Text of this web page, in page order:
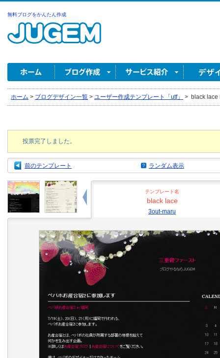
無料ブログをかんたん作成
ホーム > ブログデザイン一覧 > ユーザー作成テンプレート「utf」 > black lace
投票完了しました。
前のテンプレート ランダム表示
テンプレート名
black lace
3out-maru